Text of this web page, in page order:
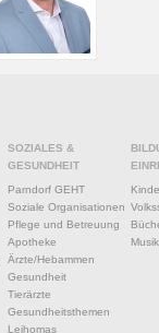
SOZIALES &
GESUNDHEIT
Parndorf GEHT
Soziale Organisationen
Pflege und Betreuung
Apotheke
Ärzte/Hebammen
Gesundheit
Tierärzte
Gesundheitsthemen
Leihomas